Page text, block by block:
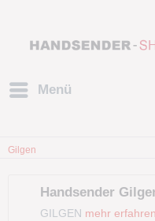
Menü
Gilgen
Handsender
GILGEN mehr